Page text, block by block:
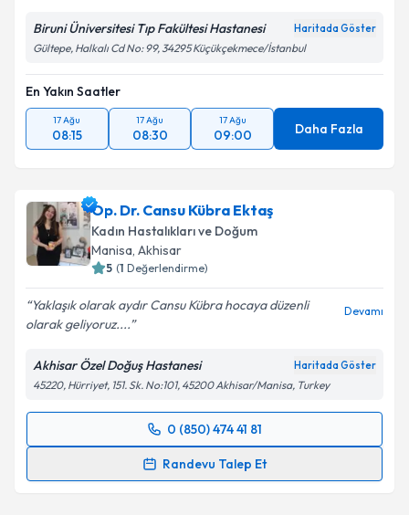
Biruni Üniversitesi Tıp Fakültesi Hastanesi Haritada Göster
Gültepe, Halkalı Cd No: 99, 34295 Küçükçekmece/İstanbul
En Yakın Saatler
17 Ağu
08:15
17 Ağu
08:30
17 Ağu
09:00 Daha Fazla
Op. Dr. Cansu Kübra Ektaş
Kadın Hastalıkları ve Doğum
Manisa, Akhisar
5 (1 Değerlendirme)
Yaklaşık olarak aydır Cansu Kübra hocaya düzenli
olarak geliyoruz....
Devamı
Akhisar Özel Doğuş Hastanesi Haritada Göster
45220, Hürriyet, 151. Sk. No:101, 45200 Akhisar/Manisa, Turkey
0 (850) 474 41 81
Randevu Talep Et
Randevu Takvimi Talebi